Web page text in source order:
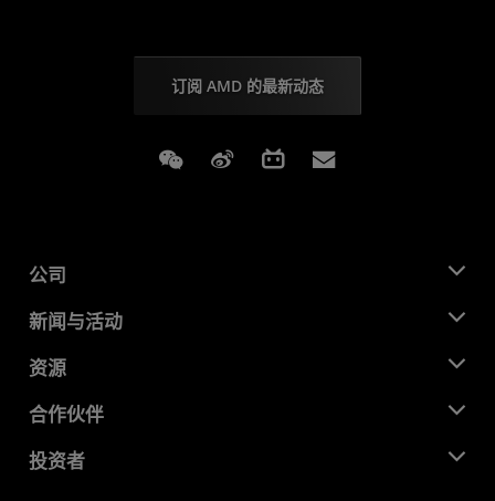
订阅 AMD 的最新动态
Weixin Weibo Bilibili
公司
关于 AMD
企业责任
就业机会
联系我们
新闻与活动
新闻中心
媒体库
资源
开发中心
成功案例
合作伙伴
AMD 合作伙伴中心
投资者